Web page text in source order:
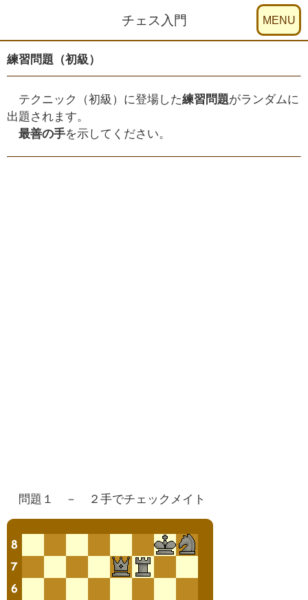
チェス入門
練習問題（初級）
テクニック（初級）に登場した練習問題がランダムに
出題されます。
最善の手を示してください。
問題１ － ２手でチェックメイト